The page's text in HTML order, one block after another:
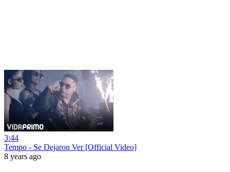
3:44
Tempo - Se Dejaron Ver [Official Video]
8 years ago